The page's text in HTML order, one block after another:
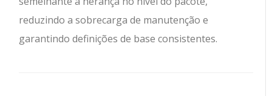
reduzindo a sobrecarga de manutenção e
garantindo definições de base consistentes.